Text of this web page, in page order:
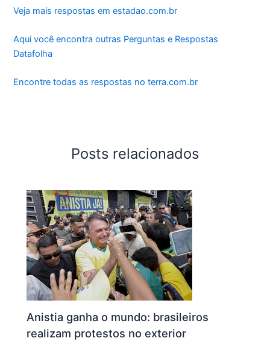
Veja mais respostas em estadao.com.br
Aqui você encontra outras Perguntas e Respostas
Datafolha
Encontre todas as respostas no terra.com.br
Posts relacionados
Anistia ganha o mundo: brasileiros
realizam protestos no exterior